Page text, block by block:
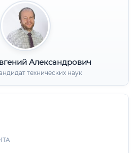
Александрович
технических наук